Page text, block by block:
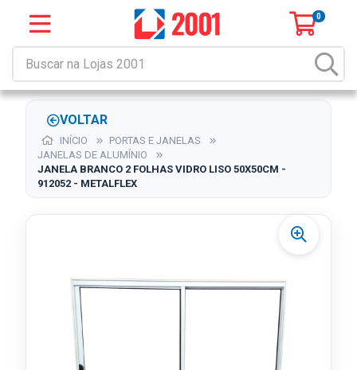
0
VOLTAR
INÍCIO
PORTAS E JANELAS
JANELAS DE ALUMÍNIO
JANELA BRANCO 2 FOLHAS VIDRO LISO 50X50CM -
912052 - METALFLEX